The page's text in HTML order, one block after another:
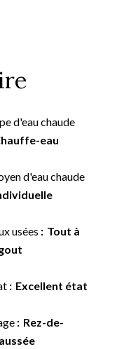
d'eau chaude
eau
d'eau chaude
usées
Tout à
Excellent état
Rez-de-